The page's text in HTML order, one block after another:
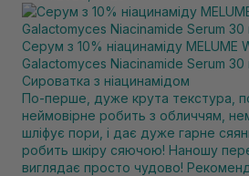
Серум з 10% ніацинаміду MELUME
Galactomyces Niacinamide Serum 30
Сироватка з ніацинамідом
По-перше, дуже крута текстура,
неймовірне робить з обличчям,
шліфує пори, і дає дуже гарне
робить шкіру сяючою! Наношу
виглядає просто чудово!